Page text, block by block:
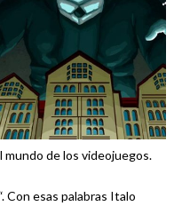
mundo de los videojuegos.
Con esas palabras Italo